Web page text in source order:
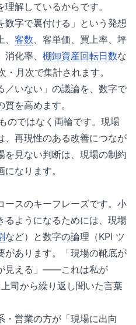
解しているからです。
数字で裏付ける」という発想
客数、客単価、買上率、坪
消化率、 棚卸資産回転日数な
月次で集計されます。
／いない」の議論を、数字で
を高めます。
のではなく両輪です。現場
、再現性のある改善につなが
を見ない判断は、現場の制約
なります。
ースのキーフレーズです。小
るようになるためには、現場
など）と数字の論理（KPI ツ
があります。「現場の靴底が
見える」——これは私が
司から繰り返し聞いた言葉
・営業の方が「現場に出向